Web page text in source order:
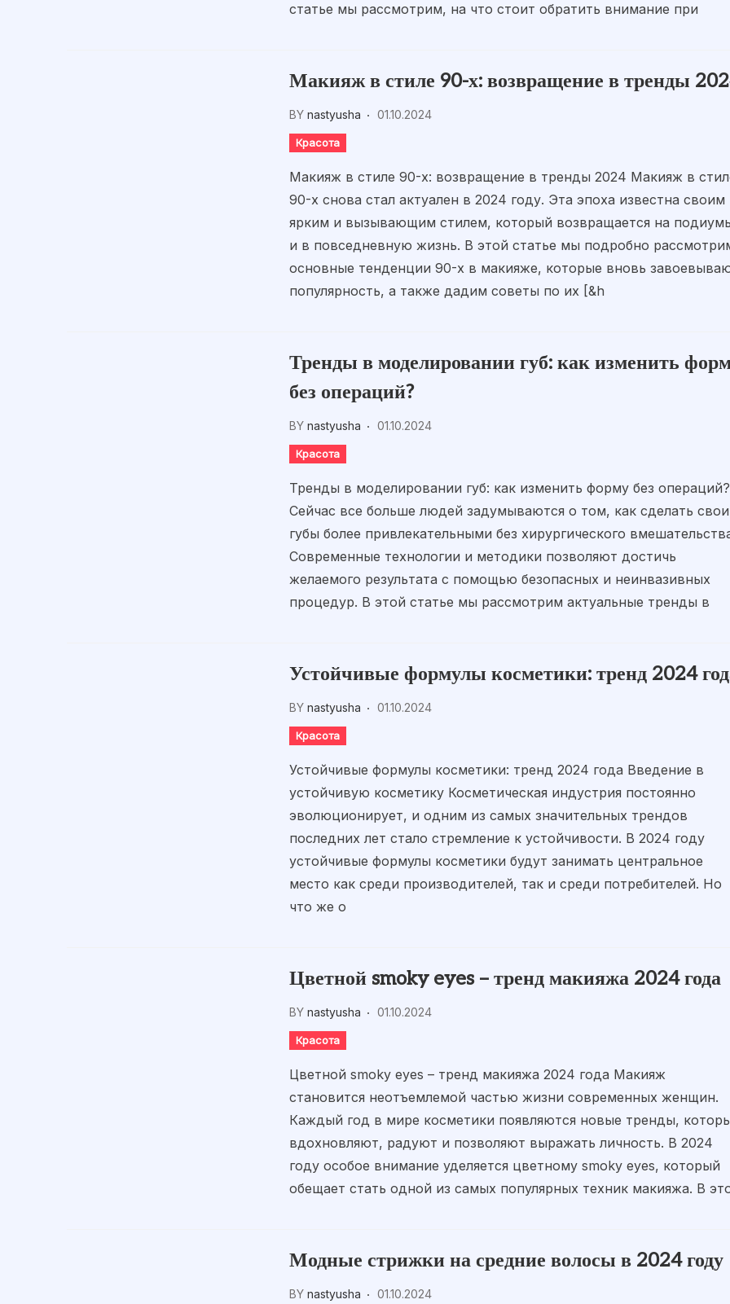
статье мы рассмотрим, на что стоит обратить внимание при
Макияж в стиле 90-х: возвращение в тренды
BY nastyusha 01.10.2024
Красота
Макияж в стиле 90-х: возвращение в тренды 2024 Макияж в
90-х снова стал актуален в 2024 году. Эта эпоха известна своим
ярким и вызывающим стилем, который возвращается на
и в повседневную жизнь. В этой статье мы подробно
основные тенденции 90-х в макияже, которые вновь
популярность, а также дадим советы по их [&h
Тренды в моделировании губ: как изменить
без операций?
BY nastyusha 01.10.2024
Красота
Тренды в моделировании губ: как изменить форму без операций?
Сейчас все больше людей задумываются о том, как сделать свои
губы более привлекательными без хирургического
Современные технологии и методики позволяют достичь
желаемого результата с помощью безопасных и неинвазивных
процедур. В этой статье мы рассмотрим актуальные тренды в
Устойчивые формулы косметики: тренд 2024
BY nastyusha 01.10.2024
Красота
Устойчивые формулы косметики: тренд 2024 года Введение в
устойчивую косметику Косметическая индустрия постоянно
эволюционирует, и одним из самых значительных трендов
последних лет стало стремление к устойчивости. В 2024 году
устойчивые формулы косметики будут занимать центральное
место как среди производителей, так и среди потребителей. Но
что же о
Цветной smoky eyes – тренд макияжа 2024 года
BY nastyusha 01.10.2024
Красота
Цветной smoky eyes – тренд макияжа 2024 года Макияж
становится неотъемлемой частью жизни современных женщин.
Каждый год в мире косметики появляются новые тренды,
вдохновляют, радуют и позволяют выражать личность. В 2024
году особое внимание уделяется цветному smoky eyes, который
обещает стать одной из самых популярных техник макияжа. В
Модные стрижки на средние волосы в 2024 году
BY nastyusha 01.10.2024